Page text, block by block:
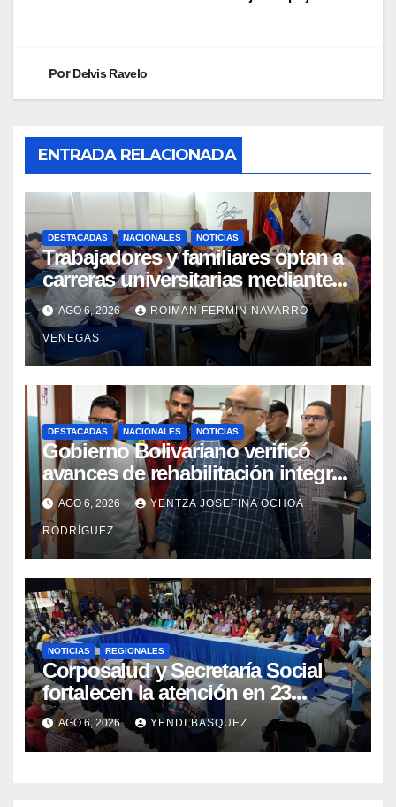
PorDelvis Ravelo
ENTRADA RELACIONADA
DESTACADAS NACIONALES NOTICIAS
Trabajadores y familiares optan a
carreras universitarias mediante
convenio entre MinSalud y la UCV
AGO 6, 2026 ROIMAN FERMIN NAVARRO
VENEGAS
DESTACADAS NACIONALES NOTICIAS
Gobierno Bolivariano verificó
avances de rehabilitación integral
en el Hospital Dr. José María
Vargas
AGO 6, 2026 YENTZA JOSEFINA OCHOA
RODRÍGUEZ
NOTICIAS REGIONALES
Corposalud y Secretaría Social
fortalecen la atención en 23
municipios
AGO 6, 2026 YENDI BASQUEZ